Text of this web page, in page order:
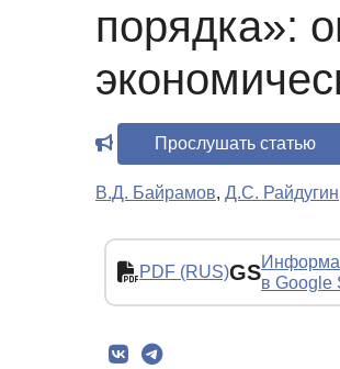
порядка»:
Прослушать статью
В.Д. Байрамов, Д.С. Райдугин
PDF (RUS)GSв Google